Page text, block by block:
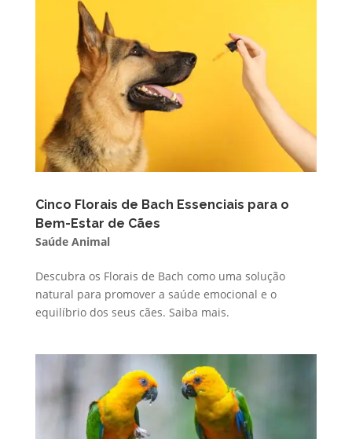
Cinco Florais de Bach Essenciais para o
Bem-Estar de Cães
Saúde Animal
Descubra os Florais de Bach como uma solução
natural para promover a saúde emocional e o
equilíbrio dos seus cães. Saiba mais.